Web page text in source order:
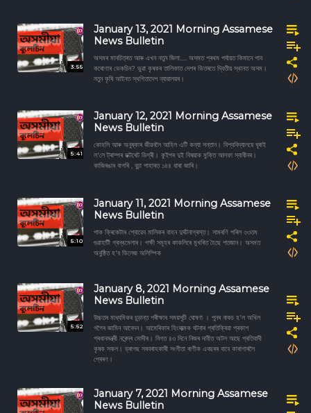
3:55
January 13, 2021 Morning Assamese
News Bulletin
অসমৰ মানচিত্ৰত আৰু এখন নতুন জিলা..... অসমত প্ৰথম পৰ্যায়ত কিমানে পাব
কৰোণাৰ ভেকচিন? ভুৱা কৃষকৰ তালিকাত দেশৰ ভিতৰতে দ্বিতীয় স্থানত অসম।
নতুন কৃষি আইনত স্থগিতাদেশ ন্যায়ালয়ৰ।
5:41
January 12, 2021 Morning Assamese
News Bulletin
কোহলি আৰু অনুষ্কাৰ জীৱনলৈ আহিল এটি কন্যা সন্তান। বিশ্ববিদ্যালয়ে ঘূৰাই
ল'লে ট্ৰাম্পৰ ডক্টৰেট ডিগ্ৰী। কুইপৰ দুই বিষয়াক মুক্তি আলফা স্বাধীনৰ।
কাজিৰঙাৰ বাগৰি , বুঢ়া পাহাৰত ১৪৪ ধাৰা জাৰি।
5:10
January 11, 2021 Morning Assamese
News Bulletin
পাক ক্ৰিকেটাৰ শ্বোৱেব মালিকৰ বাহন দুৰ্ঘটনাগ্ৰস্ত। সামৰণি পৰিল ৩৩তম
গুৱাহাটী গ্ৰন্থমেলাৰ। পক্ষী সমূহৰ কাকলিৰে মুখৰিত হৈছে শতজান। অসমত
অনুষ্ঠিত হ'ব ভিলেজ অলিম্পিক
5:52
January 8, 2021 Morning Assamese
News Bulletin
উচ্চতৰ মাধ্যমিকৰ চুড়ান্ত পৰীক্ষাৰ সময়সূচী ঘোষণা । পুনৰ নাকচ হ'ল অখিল
গগৈৰ জামিন আবেদন। আমেৰিকাৰ হিংসাত্মক ঘটনাৰ প্ৰতিক্ৰিয়া প্ৰকাশ
প্ৰধানমন্ত্ৰী নৰেন্দ্ৰ মোদীৰ। বিগত ৪৩ দিনে নিজৰ দাবীত অটল আছে প্ৰতিবাদী
কৃষক সকল। ড্ৰাগছ সৰবৰাহকাৰী সংগীতা ৰাণীক এবছৰৰ বাবে কাৰাগাৰলৈ
প্ৰেৰণ।
January 7, 2021 Morning Assamese
News Bulletin